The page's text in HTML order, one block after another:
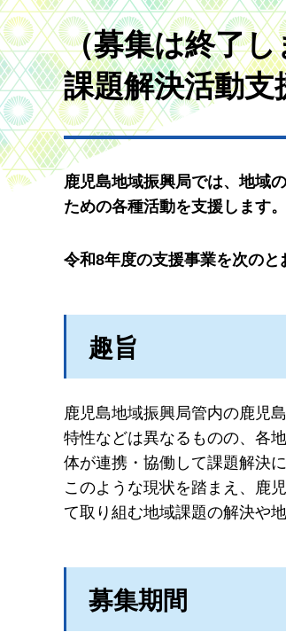
（募集は終了
課題解決活動
鹿児島地域振興局では、地域
ための各種活動を支援します。
令和8年度の支援事業を次のと
趣旨
鹿児島地域振興局管内の鹿児
特性などは異なるものの、各
体が連携・協働して課題解決
このような現状を踏まえ、鹿
て取り組む地域課題の解決や
募集期間